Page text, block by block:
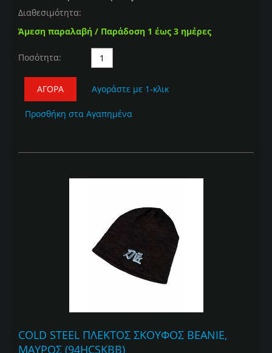
Διαθεσιμότητα:
Άμεση παραλαβή / Παράδοση 1 έως 3 ημέρες
Ποσότητα:
ΑΓΟΡΆ Αγοράστε με 1-κλικ
Προσθήκη στα Αγαπημένα
COLD STEEL ΠΛΕΚΤΟΣ ΣΚΟΥΦΟΣ BEANIE,
ΜΑΥΡΟΣ (94HCSKBB)